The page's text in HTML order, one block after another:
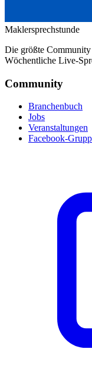
Maklersprechstunde
Die größte
Wöchentliche Live-
Community
Branchenbuch
Jobs
Veranstaltungen
Facebook-